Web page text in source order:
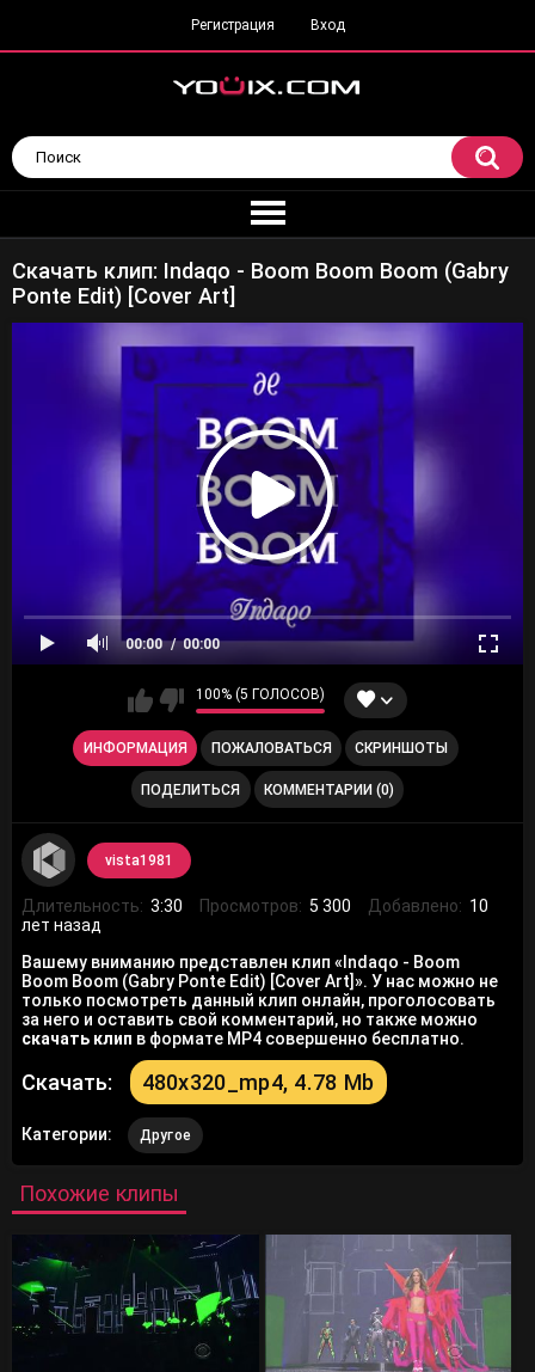
Регистрация Вход
Скачать клип: Indaqo - Boom Boom Boom (Gabry
Ponte Edit) [Cover Art]
00:00 00:00
100% (5 ГОЛОСОВ)
ИНФОРМАЦИЯ ПОЖАЛОВАТЬСЯ СКРИНШОТЫ
ПОДЕЛИТЬСЯ КОММЕНТАРИИ (0)
vista1981
Длительность: 3:30 Просмотров: 5 300 Добавлено: 10
лет назад
Вашему вниманию представлен клип «Indaqo - Boom
Boom Boom (Gabry Ponte Edit) [Cover Art]». У нас можно не
только посмотреть данный клип онлайн, проголосовать
за него и оставить свой комментарий, но также можно
скачать клип в формате MP4 совершенно бесплатно.
Скачать: 480x320_mp4, 4.78 Mb
Категории: Другое
Похожие клипы